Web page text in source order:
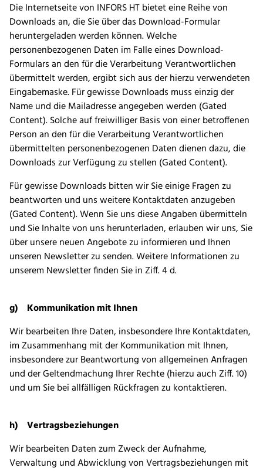
Die Internetseite von INFORS HT bietet eine Reihe von
Downloads an, die Sie über das Download-Formular
heruntergeladen werden können. Welche
personenbezogenen Daten im Falle eines Download-
Formulars an den für die Verarbeitung Verantwortlichen
übermittelt werden, ergibt sich aus der hierzu verwendeten
Eingabemaske. Für gewisse Downloads muss einzig der
Name und die Mailadresse angegeben werden (Gated
Content). Solche auf freiwilliger Basis von einer betroffenen
Person an den für die Verarbeitung Verantwortlichen
übermittelten personenbezogenen Daten dienen dazu, die
Downloads zur Verfügung zu stellen (Gated Content).
Für gewisse Downloads bitten wir Sie einige Fragen zu
beantworten und uns weitere Kontaktdaten anzugeben
(Gated Content). Wenn Sie uns diese Angaben übermitteln
und Sie Inhalte von uns herunterladen, erlauben wir uns, Sie
über unsere neuen Angebote zu informieren und Ihnen
unseren Newsletter zu senden. Weitere Informationen zu
unserem Newsletter finden Sie in Ziff. 4 d.
g) Kommunikation mit Ihnen
Wir bearbeiten Ihre Daten, insbesondere Ihre Kontaktdaten,
im Zusammenhang mit der Kommunikation mit Ihnen,
insbesondere zur Beantwortung von allgemeinen Anfragen
und der Geltendmachung Ihrer Rechte (hierzu auch Ziff. 10)
und um Sie bei allfälligen Rückfragen zu kontaktieren.
h) Vertragsbeziehungen
Wir bearbeiten Daten zum Zweck der Aufnahme,
Verwaltung und Abwicklung von Vertragsbeziehungen mit